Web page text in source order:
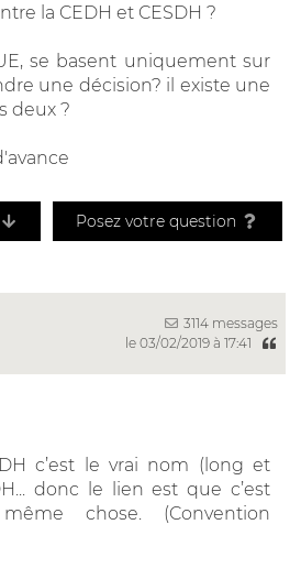
la CEDH et CESDH ?
se basent uniquement sur
une décision? il existe une
deux ?
Posez votre question
3114 messages
le 03/02/2019 à 17:41
c’est le vrai nom (long et
donc le lien est que c’est
chose. (Convention